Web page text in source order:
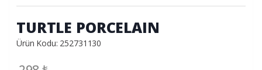
TURTLE PORCELAIN
Ürün Kodu: 252731130